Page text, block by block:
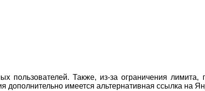
пользователей. Также, из-за ограничения
дополнительно имеется альтернативная ссылка на